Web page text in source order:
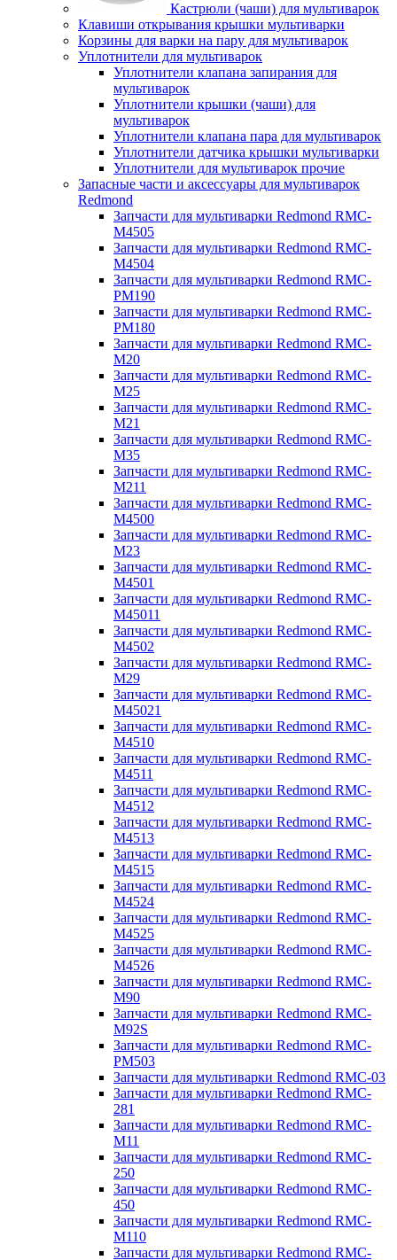
Кастрюли (чаши) для мультиварок
Клавиши открывания крышки мультиварки
Корзины для варки на пару для мультиварок
Уплотнители для мультиварок
Уплотнители клапана запирания для
мультиварок
Уплотнители крышки (чаши) для
мультиварок
Уплотнители клапана пара для мультиварок
Уплотнители датчика крышки мультиварки
Уплотнители для мультиварок прочие
Запасные части и аксессуары для мультиварок
Redmond
Запчасти для мультиварки Redmond RMC-
M4505
Запчасти для мультиварки Redmond RMC-
M4504
Запчасти для мультиварки Redmond RMC-
PM190
Запчасти для мультиварки Redmond RMC-
PM180
Запчасти для мультиварки Redmond RMC-
M20
Запчасти для мультиварки Redmond RMC-
M25
Запчасти для мультиварки Redmond RMC-
M21
Запчасти для мультиварки Redmond RMC-
M35
Запчасти для мультиварки Redmond RMC-
M211
Запчасти для мультиварки Redmond RMC-
M4500
Запчасти для мультиварки Redmond RMC-
M23
Запчасти для мультиварки Redmond RMC-
M4501
Запчасти для мультиварки Redmond RMC-
M45011
Запчасти для мультиварки Redmond RMC-
M4502
Запчасти для мультиварки Redmond RMC-
M29
Запчасти для мультиварки Redmond RMC-
M45021
Запчасти для мультиварки Redmond RMC-
M4510
Запчасти для мультиварки Redmond RMC-
M4511
Запчасти для мультиварки Redmond RMC-
M4512
Запчасти для мультиварки Redmond RMC-
M4513
Запчасти для мультиварки Redmond RMC-
M4515
Запчасти для мультиварки Redmond RMC-
M4524
Запчасти для мультиварки Redmond RMC-
M4525
Запчасти для мультиварки Redmond RMC-
M4526
Запчасти для мультиварки Redmond RMC-
M90
Запчасти для мультиварки Redmond RMC-
M92S
Запчасти для мультиварки Redmond RMC-
PM503
Запчасти для мультиварки Redmond RMC-03
Запчасти для мультиварки Redmond RMC-
281
Запчасти для мультиварки Redmond RMC-
M11
Запчасти для мультиварки Redmond RMC-
250
Запчасти для мультиварки Redmond RMC-
450
Запчасти для мультиварки Redmond RMC-
M110
Запчасти для мультиварки Redmond RMC-